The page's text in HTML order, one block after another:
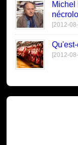
Michel
[2012-
[2012-